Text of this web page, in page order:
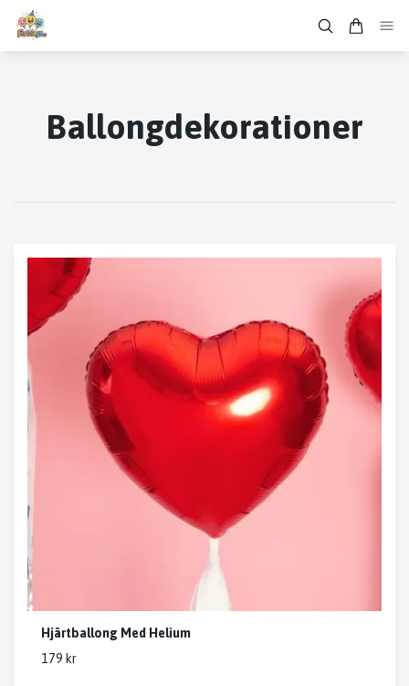
Ballongdekorationer
Hjärtballong Med Helium
179 kr